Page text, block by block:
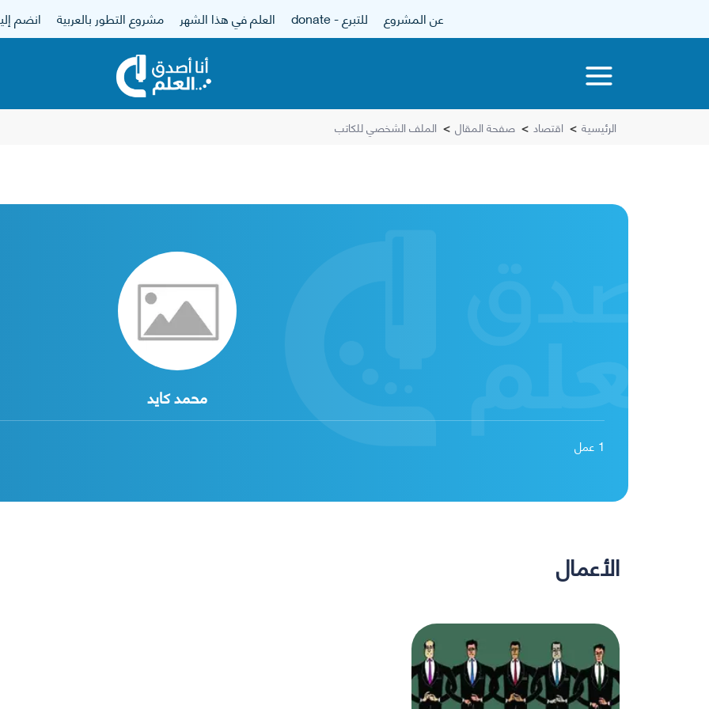
عن المشروع للتبرع - donate العلم في هذا الشهر مشروع التطور بالعربية انضم
الرئيسية > اقتصاد > صفحة المقال > الملف الشخصي للكاتب
محمد كايد
1 عمل
الأعمال